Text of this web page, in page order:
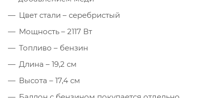
Цвет стали – серебристый
Мощность – 2117 Вт
Топливо – бензин
Длина – 19,2 см
Высота – 17,4 см